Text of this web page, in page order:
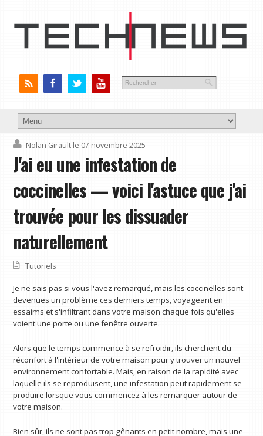
Nolan Girault le 07 novembre 2025
J'ai eu une infestation de
coccinelles — voici l'astuce que j'ai
trouvée pour les dissuader
naturellement
Tutoriels
Je ne sais pas si vous l'avez remarqué, mais les coccinelles sont
devenues un problème ces derniers temps, voyageant en
essaims et s'infiltrant dans votre maison chaque fois qu'elles
voient une porte ou une fenêtre ouverte.
Alors que le temps commence à se refroidir, ils cherchent du
réconfort à l'intérieur de votre maison pour y trouver un nouvel
environnement confortable. Mais, en raison de la rapidité avec
laquelle ils se reproduisent, une infestation peut rapidement se
produire lorsque vous commencez à les remarquer autour de
votre maison.
Bien sûr, ils ne sont pas trop gênants en petit nombre, mais une